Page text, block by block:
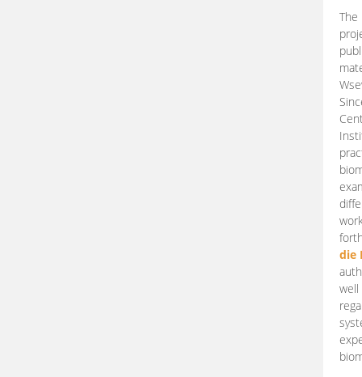
die
well